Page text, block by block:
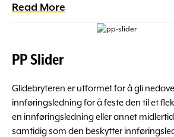
Read More
PP Slider
Glidebryteren er utformet for å gli
innføringsledning for å feste den til et
en innføringsledning eller annet
samtidig som den beskytter